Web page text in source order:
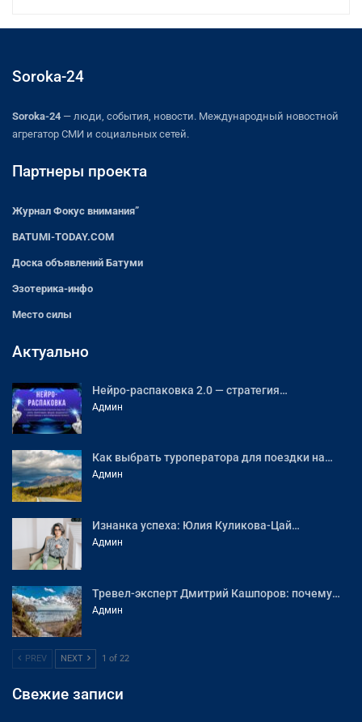
Soroka-24
Soroka-24 — люди, события, новости. Международный новостной
агрегатор СМИ и социальных сетей.
Партнеры проекта
Журнал Фокус внимания”
BATUMI-TODAY.COM
Доска объявлений Батуми
Эзотерика-инфо
Место силы
Актуально
Нейро-распаковка 2.0 — стратегия…
Админ
Как выбрать туроператора для поездки на…
Админ
Изнанка успеха: Юлия Куликова-Цай…
Админ
Тревел-эксперт Дмитрий Кашпоров: почему…
Админ
PREV NEXT 1 of 22
Свежие записи